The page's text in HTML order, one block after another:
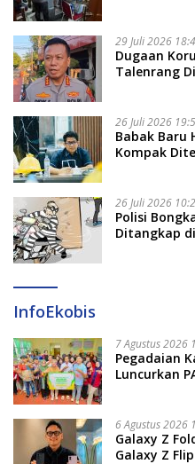
29 Juli 2026
Dugaan
Talenrang
26 Juli 2026
​Babak Baru
Kompak
26 Juli 2026
Polisi
Ditangkap
InfoEkobis
7 Agustus 2026
Pegadaian
Luncurkan
6 Agustus 2026
Galaxy Z
Galaxy Z